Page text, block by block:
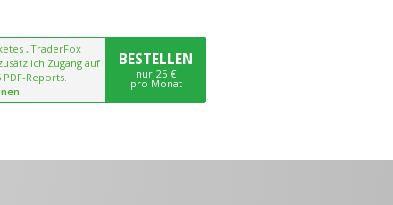
„TraderFox
Zugang auf
Reports.
BESTELLEN
nur 25 €
pro Monat